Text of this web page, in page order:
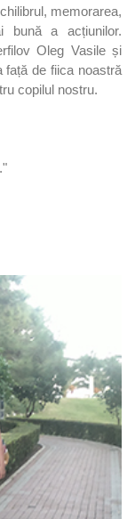
memorarea,
bună a acțiunilor.
Oleg Vasile și
față de fiica noastră
copilul nostru.